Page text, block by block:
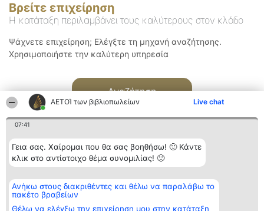
ΑΕΤΟΊ των βιβλιοπωλείων Live chat
07:41
Γεια σας. Χαίρομαι που θα σας βοηθήσω! 🙂 Κάντε
κλικ στο αντίστοιχο θέμα συνομιλίας! 🙂
Ανήκω στους διακριθέντες και θέλω να παραλάβω το
πακέτο βραβείων
Θέλω να ελέγξω την επιχείρηση μου στην κατάταξη
Βρείτε επιχείρηση
Η κατάταξη περιλαμβάνει τους καλύτερους στον κλάδο
Ψάχνετε επιχείρηση; Ελέγξτε τη μηχανή αναζήτησης.
Χρησιμοποιήστε την καλύτερη υπηρεσία
Αναζήτηση
Διοργανωτής της
κατάταξης
BEAUTIFUL COMPANY
Κατάταξη
Διακριθέντες
των
Επικοινωνία
Επικοινωνία